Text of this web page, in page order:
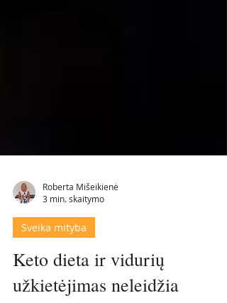
Roberta Mišeikienė
3 min. skaitymo
Sveika mityba
Keto dieta ir vidurių